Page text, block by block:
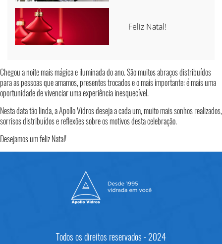
Feliz Natal!
Chegou a noite mais mágica e iluminada do ano. São muitos abraços distribuídos
para as pessoas que amamos, presentes trocados e o mais importante: é mais uma
oportunidade de vivenciar uma experiência inesquecível.
Nesta data tão linda, a Apollo Vidros deseja a cada um, muito mais sonhos realizados,
sorrisos distribuídos e reflexões sobre os motivos desta celebração.
Desejamos um feliz Natal!
Todos os direitos reservados - 2024